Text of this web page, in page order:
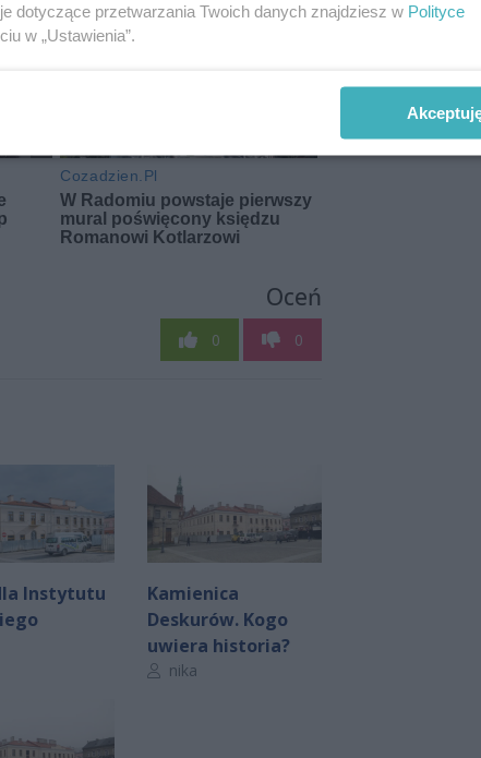
Oceń
0 0
Instytutu
Kamienica
Deskurów. Kogo
uwiera historia?
Autor artykułu:
nika
dotyczące przetwarzania Twoich danych znajdziesz w Polityce
w „Ustawienia”.